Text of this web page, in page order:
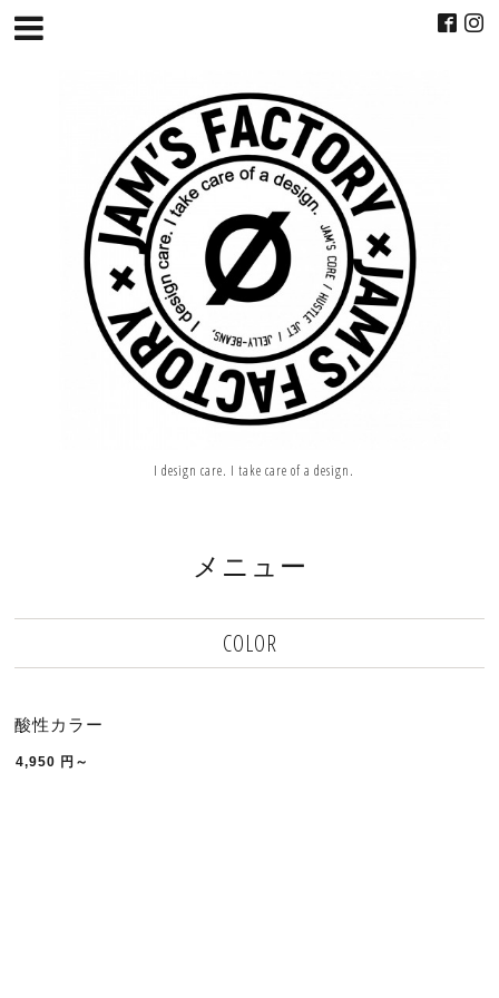
I design care. I take care of a design.
メニュー
COLOR
酸性カラー
4,950 円～